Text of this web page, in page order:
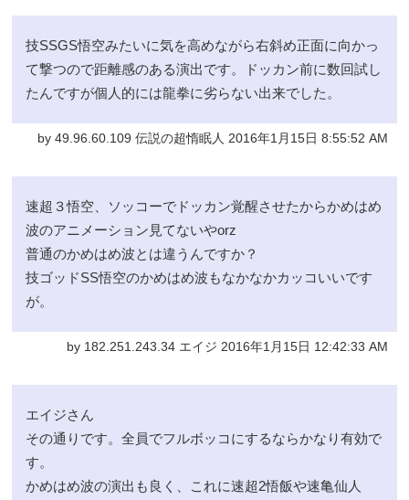
技SSGS悟空みたいに気を高めながら右斜め正面に向かっ
て撃つので距離感のある演出です。ドッカン前に数回試し
たんですが個人的には龍拳に劣らない出来でした。
by 49.96.60.109 伝説の超惰眠人 2016年1月15日 8:55:52 AM
速超３悟空、ソッコーでドッカン覚醒させたからかめはめ
波のアニメーション見てないやorz
普通のかめはめ波とは違うんですか？
技ゴッドSS悟空のかめはめ波もなかなかカッコいいです
が。
by 182.251.243.34 エイジ 2016年1月15日 12:42:33 AM
エイジさん
その通りです。全員でフルボッコにするならかなり有効で
す。
かめはめ波の演出も良く、これに速超2悟飯や速亀仙人